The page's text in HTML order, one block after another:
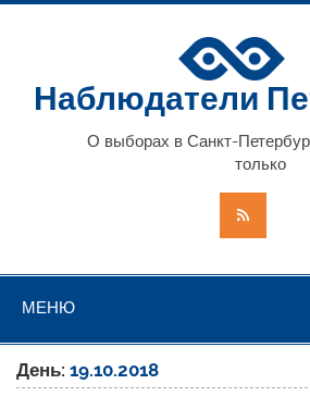
Наблюдатели
О выборах в Санкт-
только
МЕНЮ
День:19.10.2018